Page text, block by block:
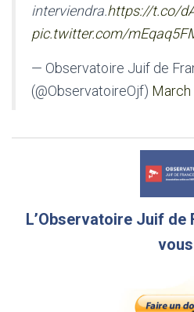
interviendra.https://t.co/
pic.twitter.com/
— Observatoire Juif de
(@ObservatoireOjf) March
L’Observatoire Juif de
vous